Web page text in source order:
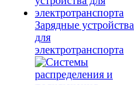
Зарядные устройства
для
электротранспорта